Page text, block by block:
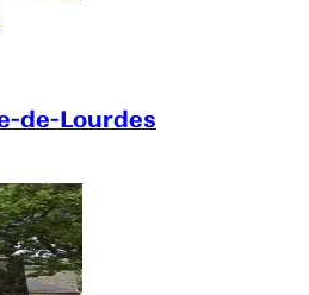
de-Lourdes